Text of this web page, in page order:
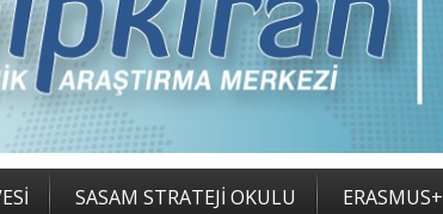
SASAM STRATEJİ OKULU ERASMUS+